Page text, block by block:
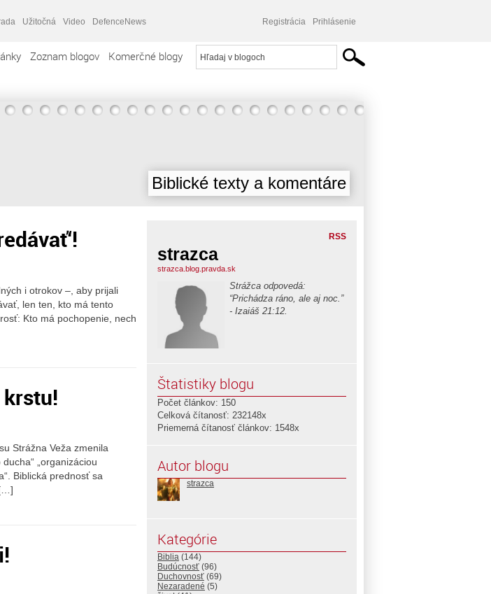
Užitočná Video DefenceNews Registrácia Prihlásenie
Zoznam blogov Komerčné blogy
Biblické texty a komentáre
i otrokov –, aby prijali
len ten, kto má tento
Kto má pochopenie, nech
Strážna Veža zmenila
„organizáciou
Biblická prednosť sa
RSS
strazca
strazca.blog.pravda.sk
Strážca odpovedá:
“Prichádza ráno, ale aj noc.”
- Izaiáš 21:12.
Štatistiky blogu
Počet článkov: 150
Celková čítanosť: 232148x
Priemerná čítanosť článkov: 1548x
Autor blogu
strazca
Kategórie
Biblia (144)
Budúcnosť (96)
Duchovnosť (69)
Nezaradené (5)